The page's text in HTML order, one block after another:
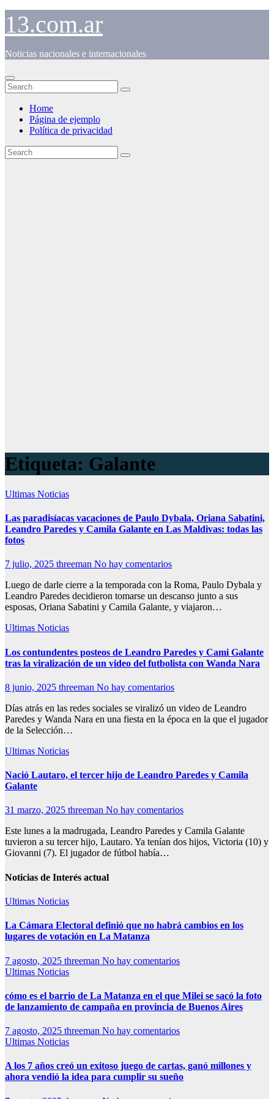
Skip
content
13.com.ar
Noticias nacionales e internacionales
Home
Página de ejemplo
Política de privacidad
Etiqueta: Galante
Ultimas Noticias
Las paradisíacas vacaciones de Paulo Dybala, Oriana Sabatini,
Leandro Paredes y Camila Galante en Las Maldivas: todas las
fotos
7 julio, 2025 threeman No hay comentarios
Luego de darle cierre a la temporada con la Roma, Paulo Dybala y
Leandro Paredes decidieron tomarse un descanso junto a sus
esposas, Oriana Sabatini y Camila Galante, y viajaron…
Ultimas Noticias
Los contundentes posteos de Leandro Paredes y Cami Galante
tras la viralización de un video del futbolista con Wanda Nara
8 junio, 2025 threeman No hay comentarios
Días atrás en las redes sociales se viralizó un video de Leandro
Paredes y Wanda Nara en una fiesta en la época en la que el jugador
de la Selección…
Ultimas Noticias
Nació Lautaro, el tercer hijo de Leandro Paredes y Camila
Galante
31 marzo, 2025 threeman No hay comentarios
Este lunes a la madrugada, Leandro Paredes y Camila Galante
tuvieron a su tercer hijo, Lautaro. Ya tenían dos hijos, Victoria (10) y
Giovanni (7). El jugador de fútbol había…
Noticias de Interés actual
Ultimas Noticias
La Cámara Electoral definió que no habrá cambios en los
lugares de votación en La Matanza
7 agosto, 2025 threeman No hay comentarios
Ultimas Noticias
cómo es el barrio de La Matanza en el que Milei se sacó la foto
de lanzamiento de campaña en provincia de Buenos Aires
7 agosto, 2025 threeman No hay comentarios
Ultimas Noticias
A los 7 años creó un exitoso juego de cartas, ganó millones y
ahora vendió la idea para cumplir su sueño